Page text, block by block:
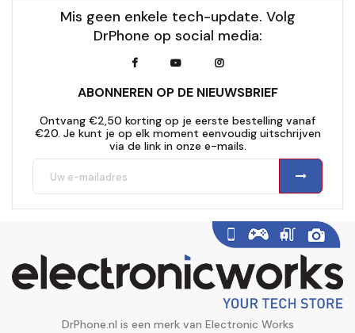
Mis geen enkele tech-update. Volg
DrPhone op social media:
ABONNEREN OP DE NIEUWSBRIEF
Ontvang €2,50 korting op je eerste bestelling vanaf
€20. Je kunt je op elk moment eenvoudig uitschrijven
via de link in onze e-mails.
DrPhone.nl is een merk van Electronic Works